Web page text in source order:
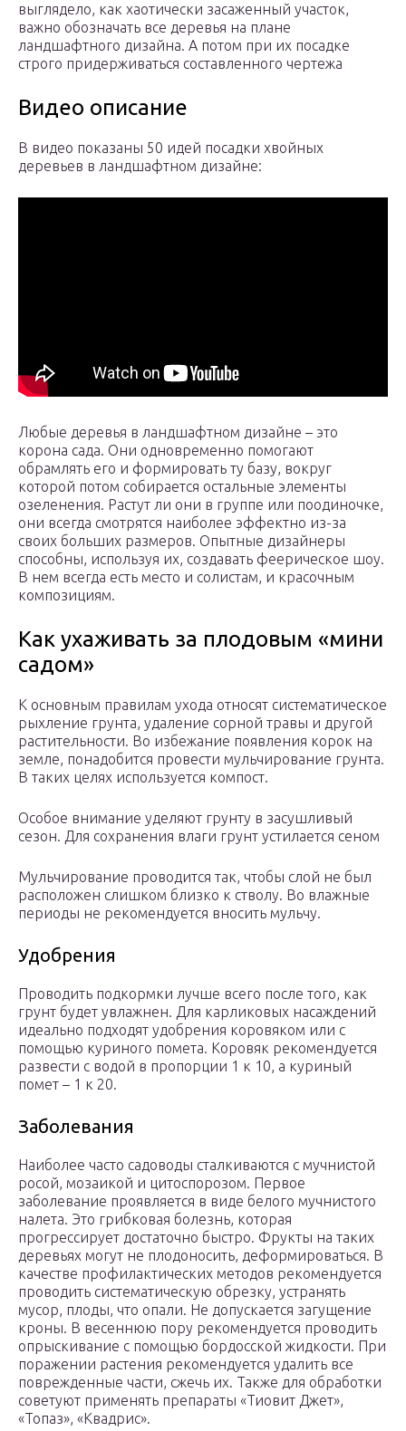
выглядело, как хаотически засаженный участок,
важно обозначать все деревья на плане
ландшафтного дизайна. А потом при их посадке
строго придерживаться составленного чертежа
Видео описание
В видео показаны 50 идей посадки хвойных
деревьев в ландшафтном дизайне:
Любые деревья в ландшафтном дизайне – это
корона сада. Они одновременно помогают
обрамлять его и формировать ту базу, вокруг
которой потом собирается остальные элементы
озеленения. Растут ли они в группе или поодиночке,
они всегда смотрятся наиболее эффектно из-за
своих больших размеров. Опытные дизайнеры
способны, используя их, создавать феерическое шоу.
В нем всегда есть место и солистам, и красочным
композициям.
Как ухаживать за плодовым «мини
садом»
К основным правилам ухода относят систематическое
рыхление грунта, удаление сорной травы и другой
растительности. Во избежание появления корок на
земле, понадобится провести мульчирование грунта.
В таких целях используется компост.
Особое внимание уделяют грунту в засушливый
сезон. Для сохранения влаги грунт устилается сеном
Мульчирование проводится так, чтобы слой не был
расположен слишком близко к стволу. Во влажные
периоды не рекомендуется вносить мульчу.
Удобрения
Проводить подкормки лучше всего после того, как
грунт будет увлажнен. Для карликовых насаждений
идеально подходят удобрения коровяком или с
помощью куриного помета. Коровяк рекомендуется
развести с водой в пропорции 1 к 10, а куриный
помет – 1 к 20.
Заболевания
Наиболее часто садоводы сталкиваются с мучнистой
росой, мозаикой и цитоспорозом. Первое
заболевание проявляется в виде белого мучнистого
налета. Это грибковая болезнь, которая
прогрессирует достаточно быстро. Фрукты на таких
деревьях могут не плодоносить, деформироваться. В
качестве профилактических методов рекомендуется
проводить систематическую обрезку, устранять
мусор, плоды, что опали. Не допускается загущение
кроны. В весеннюю пору рекомендуется проводить
опрыскивание с помощью бордосской жидкости. При
поражении растения рекомендуется удалить все
поврежденные части, сжечь их. Также для обработки
советуют применять препараты «Тиовит Джет»,
«Топаз», «Квадрис».